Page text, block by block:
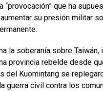
“provocación” que ha
su presión militar
la soberanía sobre Taiwán,
provincia rebelde desde
del Kuomintang se
guerra civil contra los